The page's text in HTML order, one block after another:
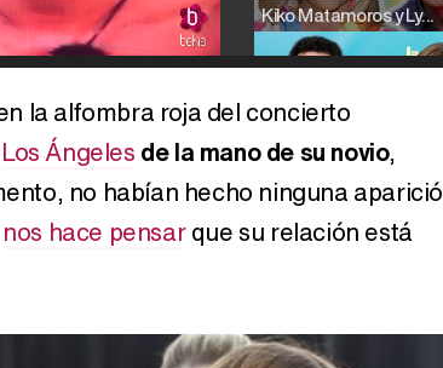
Kiko Matamoros y Lydia Lozano: "Nuestro público es de todas las edades y RTVE tiene un público muy pegado a las novelas, al que tenemos que captar"
la alfombra roja del concierto
Los Ángeles de la mano de su novio,
no habían hecho ninguna
nos hace pensarque su relación está